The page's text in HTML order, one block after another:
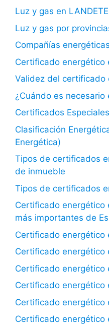
Luz y gas en
Luz y gas por
Compañías energéticas
Certificado energético
Validez del certificado
¿Cuándo es
Certificados
Clasificación
Energética)
Tipos de certificados
de inmueble
Tipos de certificados
Certificado energético
más importantes de
Certificado energético
Certificado energético
Certificado energético
Certificado energético
Certificado energético
Certificado energético